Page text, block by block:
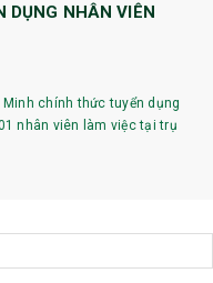
DỤNG NHÂN VIÊN
Minh chính thức tuyển dụng
nhân viên làm việc tại trụ